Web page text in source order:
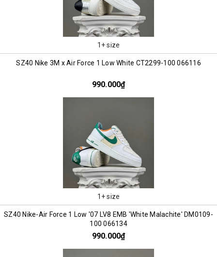
1+ size
SZ40 Nike 3M x Air Force 1 Low White CT2299-100 066116
990.000₫
1+ size
SZ40 Nike-Air Force 1 Low '07 LV8 EMB 'White Malachite' DM0109-
100 066134
990.000₫